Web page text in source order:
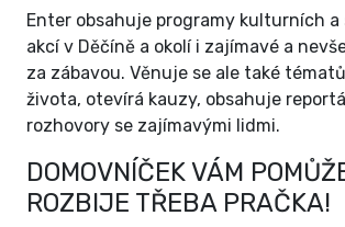
Enter obsahuje programy kulturních a
akcí v Děčíně a okolí i zajímavé a
za zábavou. Věnuje se ale také
života, otevírá kauzy, obsahuje
rozhovory se zajímavými lidmi.
DOMOVNÍČEK VÁM
ROZBIJE TŘEBA PRAČKA!